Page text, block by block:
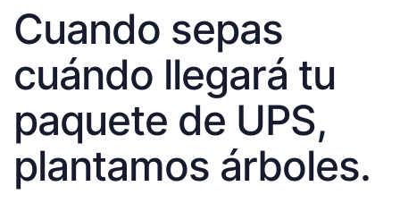
Cuando sepas
cuándo llegará tu
paquete de UPS,
plantamos árboles.